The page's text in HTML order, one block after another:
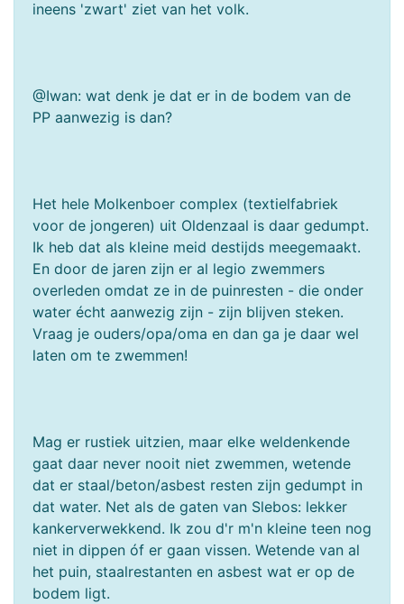
ineens 'zwart' ziet van het volk.
@Iwan: wat denk je dat er in de bodem van de
PP aanwezig is dan?
Het hele Molkenboer complex (textielfabriek
voor de jongeren) uit Oldenzaal is daar gedumpt.
Ik heb dat als kleine meid destijds meegemaakt.
En door de jaren zijn er al legio zwemmers
overleden omdat ze in de puinresten - die onder
water écht aanwezig zijn - zijn blijven steken.
Vraag je ouders/opa/oma en dan ga je daar wel
laten om te zwemmen!
Mag er rustiek uitzien, maar elke weldenkende
gaat daar never nooit niet zwemmen, wetende
dat er staal/beton/asbest resten zijn gedumpt in
dat water. Net als de gaten van Slebos: lekker
kankerverwekkend. Ik zou d'r m'n kleine teen nog
niet in dippen óf er gaan vissen. Wetende van al
het puin, staalrestanten en asbest wat er op de
bodem ligt.